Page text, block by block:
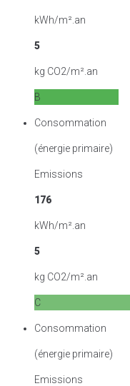
kWh/m².an
5
kg CO2/m².an
B
Consommation
(énergie primaire)
Emissions
176
kWh/m².an
5
kg CO2/m².an
C
Consommation
(énergie primaire)
Emissions